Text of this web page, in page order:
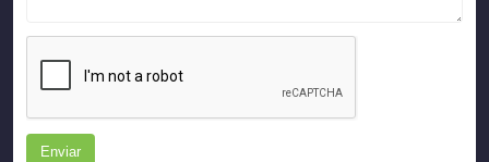
Enviar